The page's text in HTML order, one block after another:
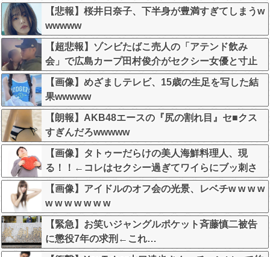
【悲報】桜井日奈子、下半身が豊満すぎてしまうw
wwwww
【超悲報】ゾンビたばこ売人の「アテンド飲み
会」で広島カープ田村俊介がセクシー女優と寸止
めキスｗｗｗ
【画像】めざましテレビ、15歳の生足を写した結
果wwwww
【朗報】AKB48エースの『尻の割れ目』セ■クス
すぎんだろwwwww
【画像】タトゥーだらけの美人海鮮料理人、現
る！！←コレはセクシー過ぎてワイらにブッ刺さ
りまくりw w w w w w w w w
【画像】アイドルのオフ会の光景、レベチw w w w
w w w w w w w
【緊急】お笑いジャングルポケット斉藤慎二被告
に懲役7年の求刑←これ…